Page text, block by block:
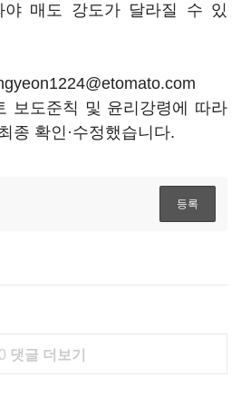
매도 강도가 달라질 수 있
보도준칙 및 윤리강령에 따라
종 확인·수정했습니다.
댓글 더보기